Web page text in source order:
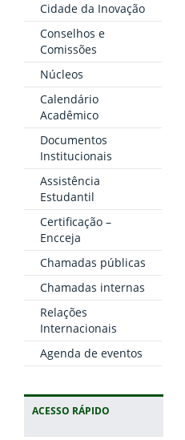
Cidade da Inovação
Conselhos e
Comissões
Núcleos
Calendário
Acadêmico
Documentos
Institucionais
Assistência
Estudantil
Certificação –
Encceja
Chamadas públicas
Chamadas internas
Relações
Internacionais
Agenda de eventos
ACESSO RÁPIDO